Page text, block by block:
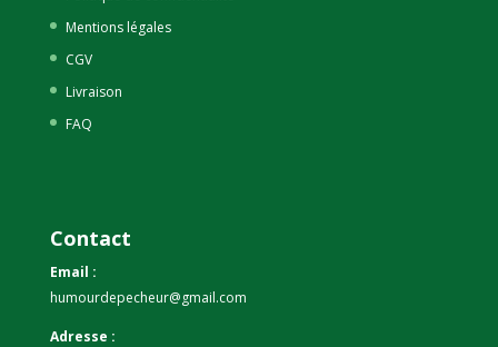
Mentions légales
CGV
Livraison
FAQ
Contact
Email :
humourdepecheur@gmail.com
Adresse :